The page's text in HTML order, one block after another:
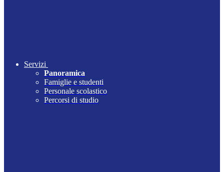
Servizi
Panoramica
Famiglie e studenti
Personale scolastico
Percorsi di studio